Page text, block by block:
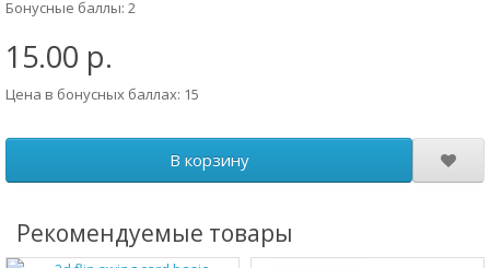
Бонусные баллы: 2
15.00 р.
Цена в бонусных баллах: 15
В корзину
Рекомендуемые товары